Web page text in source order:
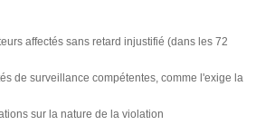
affectés sans retard injustifié (dans les 72
de surveillance compétentes, comme l'exige la
sur la nature de la violation